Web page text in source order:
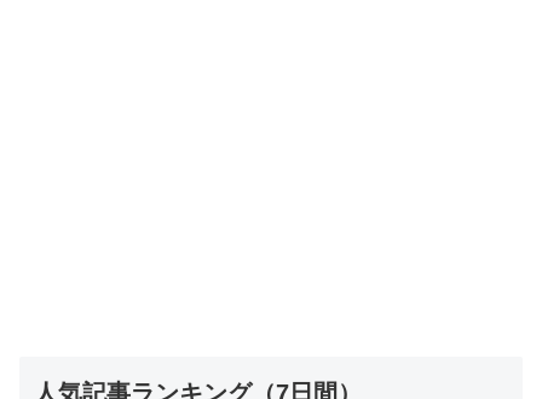
人気記事ランキング（7日間）